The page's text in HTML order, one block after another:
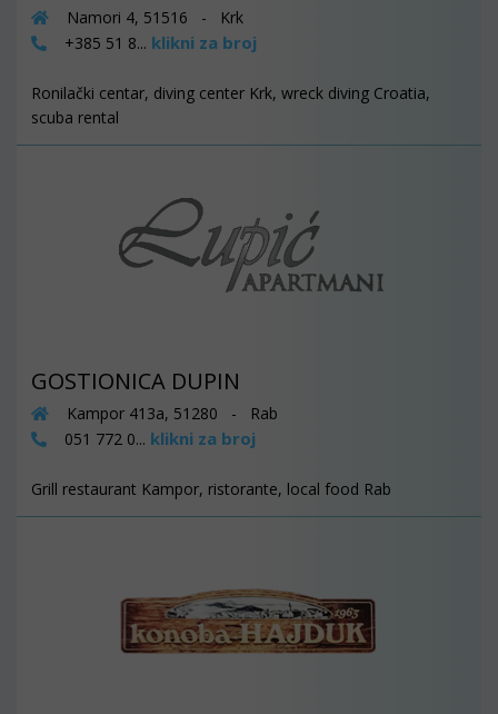
Namori 4, 51516 - Krk
+385 51 8... klikni za broj
Ronilački centar, diving center Krk, wreck diving Croatia,
scuba rental
GOSTIONICA DUPIN
Kampor 413a, 51280 - Rab
051 772 0... klikni za broj
Grill restaurant Kampor, ristorante, local food Rab